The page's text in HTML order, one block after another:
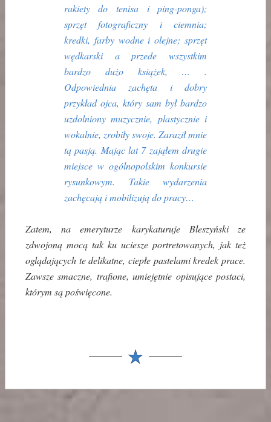
rakiety do tenisa i ping-ponga);
sprzęt fotograficzny i ciemnia;
kredki, farby wodne i olejne; sprzęt
wędkarski a przede wszystkim
bardzo dużo książek, … .
Odpowiednia zachęta i dobry
przykład ojca, który sam był bardzo
uzdolniony muzycznie, plastycznie i
wokalnie, zrobiły swoje. Zaraził mnie
tą pasją. Mając lat 7 zająłem drugie
miejsce w ogólnopolskim konkursie
rysunkowym. Takie wydarzenia
zachęcają i mobilizują do pracy…
Zatem, na emeryturze karykaturuje Błeszyński ze
zdwojoną mocą tak ku uciesze portretowanych, jak też
oglądających te delikatne, ciepłe pastelami kredek prace.
Zawsze smaczne, trafione, umiejętnie opisujące postaci,
którym są poświęcone.